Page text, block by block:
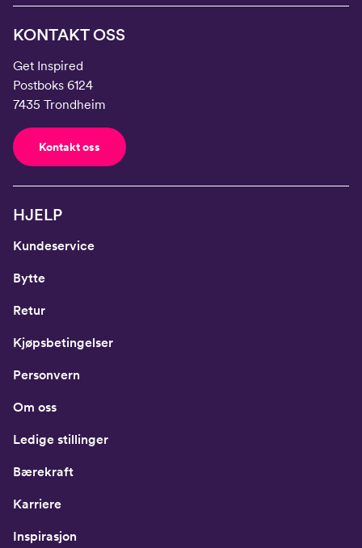
KONTAKT OSS
Get Inspired
Postboks 6124
7435 Trondheim
Kontakt oss
HJELP
Kundeservice
Bytte
Retur
Kjøpsbetingelser
Personvern
Om oss
Ledige stillinger
Bærekraft
Karriere
Inspirasjon